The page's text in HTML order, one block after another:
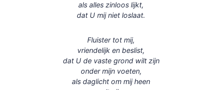
als alles zinloos lijkt,
dat U mij niet loslaat.
Fluister tot mij,
vriendelijk en beslist,
dat U de vaste grond wilt zijn
onder mijn voeten,
als daglicht om mij heen